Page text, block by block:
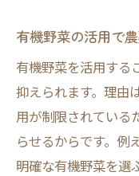
有機野菜の活用で
有機野菜を活用する
抑えられます。理由
用が制限されている
らせるからです。例
明確な有機野菜を選